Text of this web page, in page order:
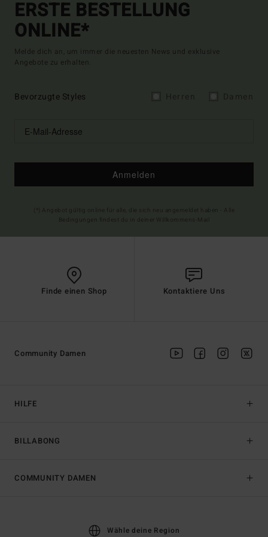
ERSTE BESTELLUNG
ONLINE*
Melde dich an, um immer die neuesten News und exklusive
Angebote zu erhalten.
Bevorzugte Styles
Anmelden
Finde einen Shop Kontaktiere Uns
HILFE
BILLABONG
Community Damen
COMMUNITY DAMEN
Wähle deine Region